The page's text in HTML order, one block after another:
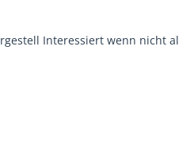
Interessiert wenn nicht